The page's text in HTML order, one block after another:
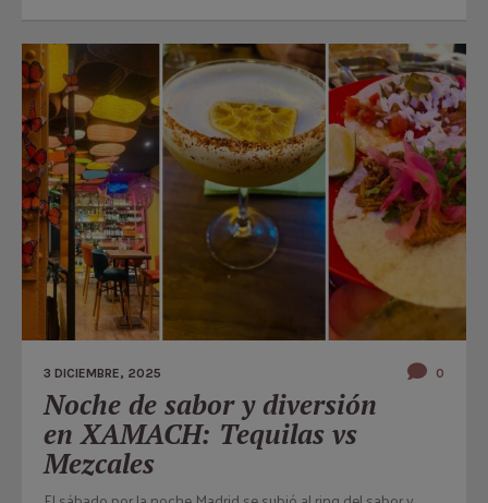
3 DICIEMBRE, 2025 0
Noche de sabor y diversión
en XAMACH: Tequilas vs
Mezcales